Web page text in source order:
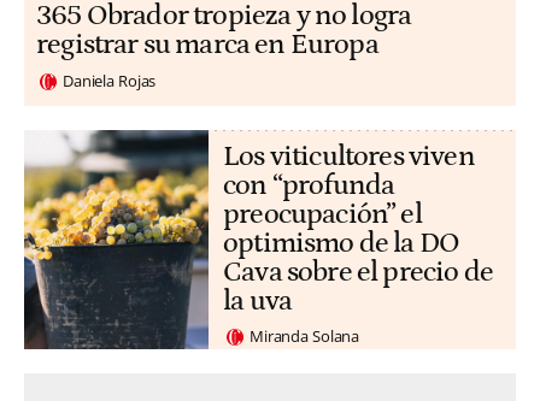
365 Obrador tropieza y no logra
registrar su marca en Europa
Daniela Rojas
Los viticultores viven
con “profunda
preocupación” el
optimismo de la DO
Cava sobre el precio de
la uva
Miranda Solana